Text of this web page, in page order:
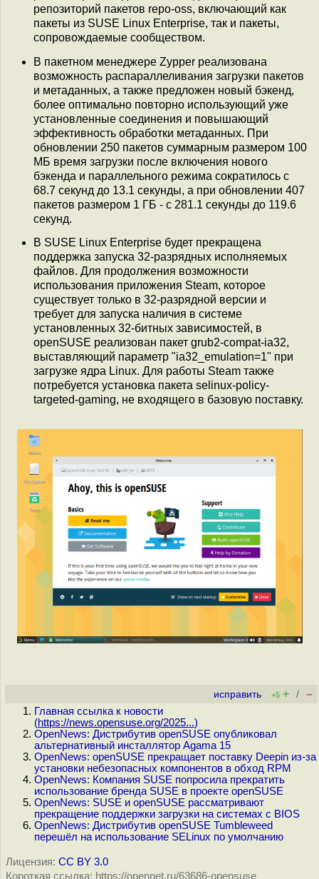
репозиторий пакетов repo-oss, включающий как
пакеты из SUSE Linux Enterprise, так и пакеты,
сопровождаемые сообществом.
В пакетном менеджере Zypper реализована
возможность распараллеливания загрузки пакетов
и метаданных, а также предложен новый бэкенд,
более оптимально повторно использующий уже
установленные соединения и повышающий
эффективность обработки метаданных. При
обновлении 250 пакетов суммарным размером 100
МБ время загрузки после включения нового
бэкенда и параллельного режима сократилось с
68.7 секунд до 13.1 секунды, а при обновлении 407
пакетов размером 1 ГБ - с 281.1 секунды до 119.6
секунд.
В SUSE Linux Enterprise будет прекращена
поддержка запуска 32-разрядных исполняемых
файлов. Для продолжения возможности
использования приложения Steam, которое
существует только в 32-разрядной версии и
требует для запуска наличия в системе
установленных 32-битных зависимостей, в
openSUSE реализован пакет grub2-compat-ia32,
выставляющий параметр "ia32_emulation=1" при
загрузке ядра Linux. Для работы Steam также
потребуется установка пакета selinux-policy-
targeted-gaming, не входящего в базовую поставку.
исправить +5 + / –
Главная ссылка к новости
(https://news.opensuse.org/2025...)
OpenNews: Дистрибутив openSUSE опубликовал
альтернативный инсталлятор Agama 15
OpenNews: openSUSE прекращает поставку Deepin из-за
установки небезопасных компонентов в обход RPM
OpenNews: Компания SUSE попросила прекратить
использование бренда SUSE в проекте openSUSE
OpenNews: SUSE и openSUSE рассматривают
прекращение поддержки загрузки на системах с BIOS
OpenNews: Дистрибутив openSUSE Tumbleweed
перешёл на использование SELinux по умолчанию
Лицензия: CC BY 3.0
Короткая ссылка: https://opennet.ru/63686-opensuse